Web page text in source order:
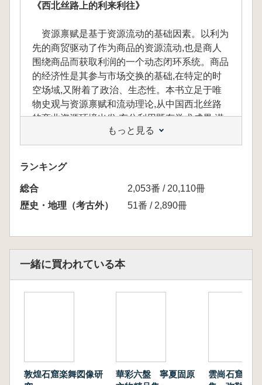
《西北丝路上的利来利往》
资源禀赋是基于资源流动的基础因素。以利为
先的商贸驱动了作为商品的资源流动,也是商人
围绕商品而获取利润的一个动态闭环系统。商品
的经济性是其参与市场交换的基础,在特定的时
空场域,又附着了政治、生态性。本书立足于唯
物史观与资源禀赋和流动理论,从中国西北丝路
的商业资源环境出发,充分利用既有学术成果,潜
心爬梳一手档案,围绕商路、商品与商人展开讨
论,探讨了国家管控下的商业进程及商贸为核心
的各种关系。本书认为自清以来,尤其乾隆朝完
成西北大一统,商贸市场得以拓展,以茶马等大宗
商品为主体的商贸步入新格局,西北与内地与世
界的商路联通,商贸体系得以建构,显示了西北对
資源の禀賦とは、資源の流動性に基づく基本
を基礎に、中国西北部のシルクロードにおける
もっと見る
ランキング
総合
2,053番 / 20,110冊
歴史・地理（考古外）
51番 / 2,890冊
一緒に買われている本
敦煌石窟楽舞図像研
華彩六盤 寧夏固原
雲崗石窟芸